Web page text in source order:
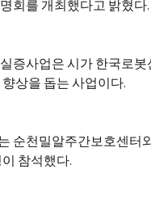
회를 개최했다고 밝혔다.
증사업은 시가 한국로
상을 돕는 사업이다.
순천밀알주간보호센터
참석했다.